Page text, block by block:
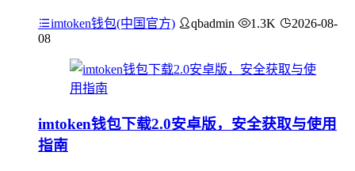
imtoken钱包(中国官方) qbadmin 1.3K
2026-08-
08
imtoken钱包下载2.0安卓版，安全获取与使用
指南